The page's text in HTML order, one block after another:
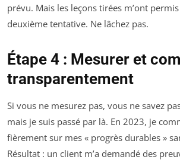
prévu. Mais les leçons tirées m’ont
deuxième tentative. Ne lâchez pas.
Étape 4 : Mesurer et
transparentement
Si vous ne mesurez pas, vous ne savez
mais je suis passé par là. En 2023, je
fièrement sur mes « progrès durables »
Résultat : un client m’a demandé des